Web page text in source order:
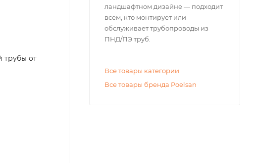
трубы от
ландшафтном дизайне — подходит
всем, кто монтирует или
обслуживает трубопроводы из
ПНД/ПЭ труб.
Все товары категории
Все товары бренда Poelsan